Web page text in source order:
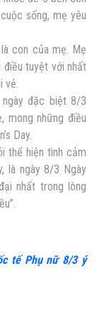
sống, mẹ yêu
con của mẹ. Mẹ
tuyệt với nhất
vẻ.
đặc biệt 8/3
mong những điều
Day.
thể hiện tình cảm
là ngày 8/3 Ngày
nhất trong lòng
tế Phụ nữ 8/3 ý